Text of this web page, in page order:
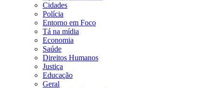
Cidades
Polícia
Entorno em Foco
Tá na mídia
Economia
Saúde
Direitos Humanos
Justiça
Educação
Geral